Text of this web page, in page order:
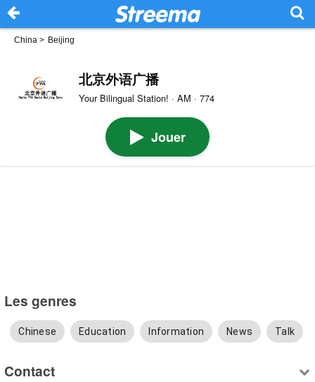
China > Beijing
北京外语广播
Your Bilingual Station! · AM · 774
Jouer
Les genres
Chinese Education Information News Talk
Contact